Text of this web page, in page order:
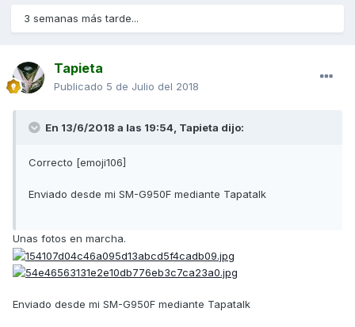
3 semanas más tarde...
Tapieta
Publicado 5 de Julio del 2018
En 13/6/2018 a las 19:54, Tapieta dijo:
Correcto [emoji106]
Enviado desde mi SM-G950F mediante Tapatalk
Unas fotos en marcha.
Enviado desde mi SM-G950F mediante Tapatalk